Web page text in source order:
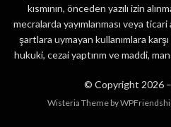
kısmının, önceden yazılı izin
mecralarda yayımlanması veya ticari
şartlara uymayan kullanımlara
hukuki, cezai yaptırım ve maddi,
© Copyright 2026 –
Wisteria Theme by